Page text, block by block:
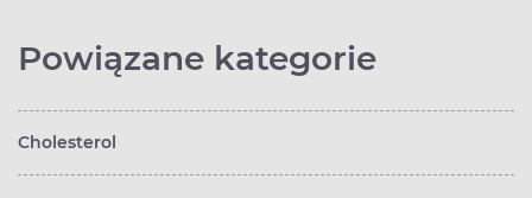
Powiązane kategorie
Cholesterol